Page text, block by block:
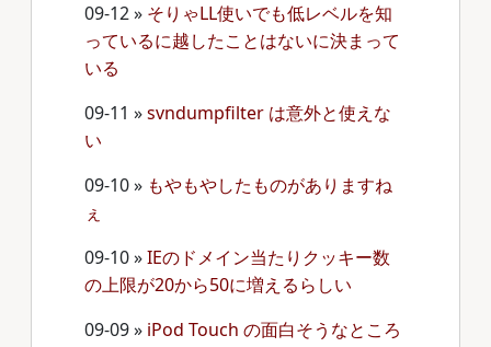
09-12» そりゃLL使いでも低レベルを知
っているに越したことはないに決まって
いる
09-11 »svndumpfilter は意外と使えな
い
09-10» もやもやしたものがありますね
ぇ
09-10»IEのドメイン当たりクッキー数
の上限が20から50に増えるらしい
09-09» iPod Touch の面白そうなところ